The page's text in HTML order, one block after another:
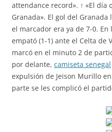
attendance record». ↑ «El día
Granada». El gol del
el marcador era ya de 7-0.
empató (1-1) ante el Celta de
marcó en el minuto 2 de
por delante, camiseta senegal
expulsión de Jeison Murillo
parte se les complicó el